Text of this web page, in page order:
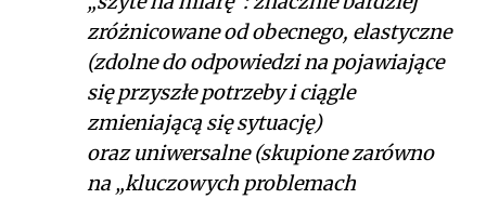
zróżnicowane od obecnego, elastyczne
(zdolne do odpowiedzi na pojawiające
się przyszłe potrzeby i ciągle
zmieniającą się sytuację)
oraz uniwersalne (skupione zarówno
na „kluczowych problemach